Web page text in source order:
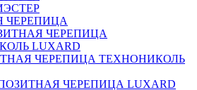
ЧЕРЕПИЦА
ЧЕРЕПИЦА ТЕХНОНИКОЛЬ
ЧЕРЕПИЦА LUXARD